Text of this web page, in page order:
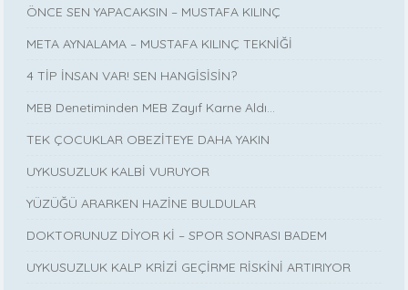
ÖNCE SEN YAPACAKSIN – MUSTAFA KILINÇ
META AYNALAMA – MUSTAFA KILINÇ TEKNİĞİ
4 TİP İNSAN VAR! SEN HANGİSİSİN?
MEB Denetiminden MEB Zayıf Karne Aldı…
TEK ÇOCUKLAR OBEZİTEYE DAHA YAKIN
UYKUSUZLUK KALBİ VURUYOR
YÜZÜĞÜ ARARKEN HAZİNE BULDULAR
DOKTORUNUZ DİYOR Kİ – SPOR SONRASI BADEM
UYKUSUZLUK KALP KRİZİ GEÇİRME RİSKİNİ ARTIRIYOR